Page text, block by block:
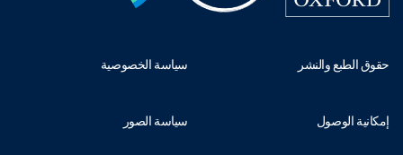
حقوق الطبع والنشر
إمكانية الوصول
سياسة الخصوصية
سياسة الصور